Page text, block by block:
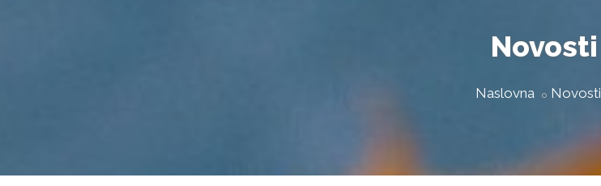
Novosti
Naslovna Novosti